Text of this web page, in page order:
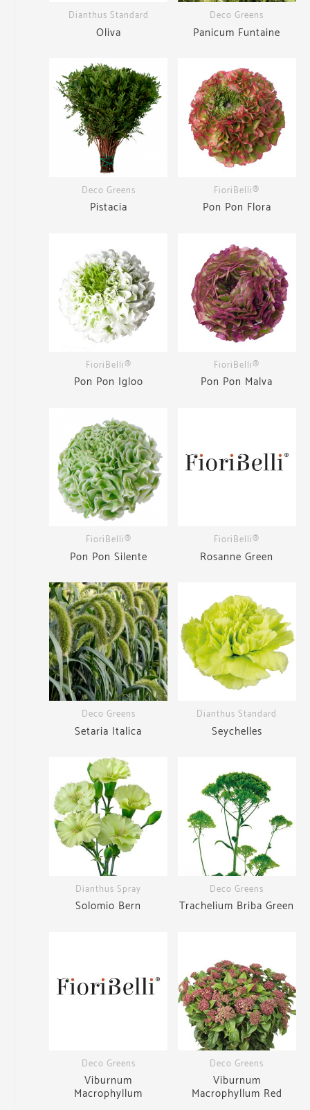
Dianthus Standard
Oliva
Deco Greens
Panicum Funtaine
Deco Greens
Pistacia
FioriBelli®
Pon Pon Flora
FioriBelli®
Pon Pon Igloo
FioriBelli®
Pon Pon Malva
FioriBelli®
Pon Pon Silente
FioriBelli®
Rosanne Green
Deco Greens
Setaria Italica
Dianthus Standard
Seychelles
Dianthus Spray
Solomio Bern
Deco Greens
Trachelium Briba Green
Deco Greens
Viburnum
Macrophyllum
Deco Greens
Viburnum
Macrophyllum Red